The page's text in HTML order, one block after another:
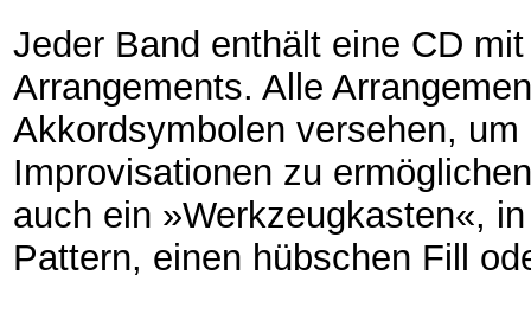
Jeder Band enthält eine CD
Arrangements. Alle
Akkordsymbolen versehen,
Improvisationen zu
auch ein »Werkzeugkasten«,
Pattern, einen hübschen Fill